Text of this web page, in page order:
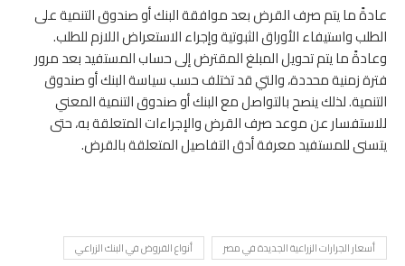
عادةً ما يتم صرف القرض بعد موافقة البنك أو صندوق التنمية على
الطلب واستيفاء الأوراق الثبوتية وإجراء الاستعراض اللازم للطلب.
وعادةً ما يتم تحويل المبلغ المقترض إلى حساب المستفيد بعد مرور
فترة زمنية محددة، والتي قد تختلف حسب سياسة البنك أو صندوق
التنمية.لذلك ينصح بالتواصل مع البنك أو صندوق التنمية المعني
للاستفسار عن موعد صرف القرض والإجراءات المتعلقة به، حتى
يتسنى للمستفيد معرفة أدق التفاصيل المتعلقة بالقرض.
أسعار الجرارات الزراعية الجديدة في مصر
أنواع القروض في البنك الزراعي